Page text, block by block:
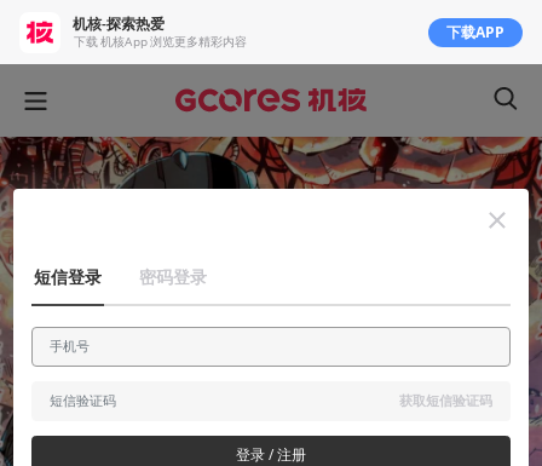
机核-探索热爱
下载 机核App 浏览更多精彩内容 下载APP
短信登录 密码登录
获取短信验证码
登录 / 注册